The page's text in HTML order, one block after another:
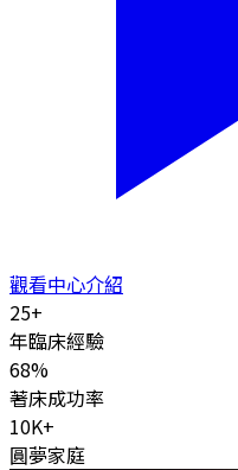
觀看中心介紹
25+
年臨床經驗
68%
著床成功率
10K+
圓夢家庭